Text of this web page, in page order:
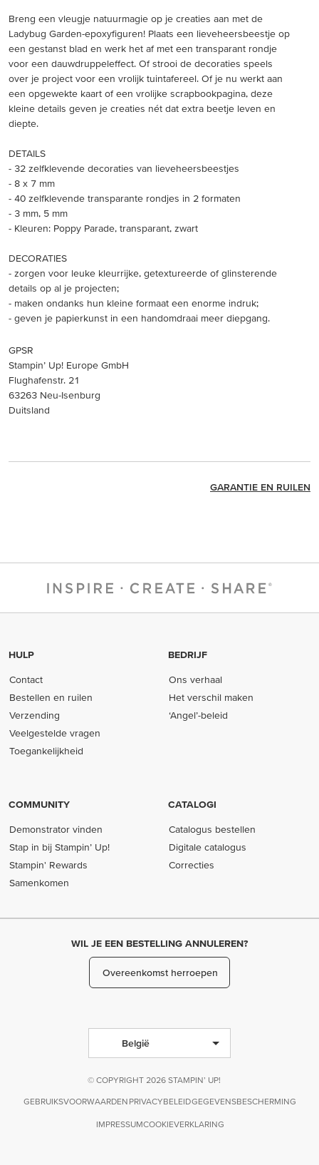
Breng een vleugje natuurmagie op je creaties aan met de
Ladybug Garden-epoxyfiguren! Plaats een lieveheersbeestje op
een gestanst blad en werk het af met een transparant rondje
voor een dauwdruppeleffect. Of strooi de decoraties speels
over je project voor een vrolijk tuintafereel. Of je nu werkt aan
een opgewekte kaart of een vrolijke scrapbookpagina, deze
kleine details geven je creaties nét dat extra beetje leven en
diepte.
DETAILS
- 32 zelfklevende decoraties van lieveheersbeestjes
- 8 x 7 mm
- 40 zelfklevende transparante rondjes in 2 formaten
- 3 mm, 5 mm
- Kleuren: Poppy Parade, transparant, zwart
DECORATIES
- zorgen voor leuke kleurrijke, getextureerde of glinsterende
details op al je projecten;
- maken ondanks hun kleine formaat een enorme indruk;
- geven je papierkunst in een handomdraai meer diepgang.
GPSR
Stampin’ Up! Europe GmbH
Flughafenstr. 21
63263 Neu-Isenburg
Duitsland
GARANTIE EN RUILEN
HULP
Contact
Bestellen en ruilen
Verzending
Veelgestelde vragen
Toegankelijkheid
BEDRIJF
Ons verhaal
Het verschil maken
‘Angel’-beleid
COMMUNITY
Demonstrator vinden
Stap in bij Stampin’ Up!
Stampin' Rewards
Samenkomen
CATALOGI
Catalogus bestellen
Digitale catalogus
Correcties
WIL JE EEN BESTELLING ANNULEREN?
Overeenkomst herroepen
België
© COPYRIGHT 2026 STAMPIN’ UP!
GEBRUIKSVOORWAARDEN PRIVACYBELEIDGEGEVENSBESCHERMING
IMPRESSUMCOOKIEVERKLARING